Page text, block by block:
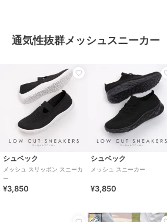
通気性抜群メッシュスニーカー
シュベック
メッシュ スリッポン スニーカ
ー
¥3,850
シュベック
メッシュ スニーカー
¥3,850